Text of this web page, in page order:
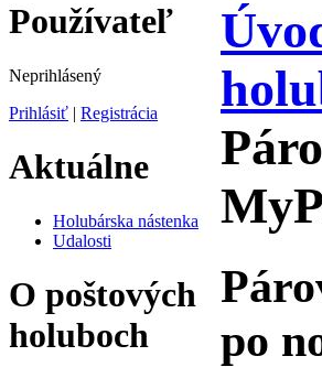
Používateľ
Neprihlásený
Prihlásiť | Registrácia
Aktuálne
Holubárska nástenka
Udalosti
O poštových
holuboch
po